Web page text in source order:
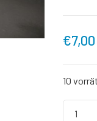
€7,00
10
Tumbril
Nova